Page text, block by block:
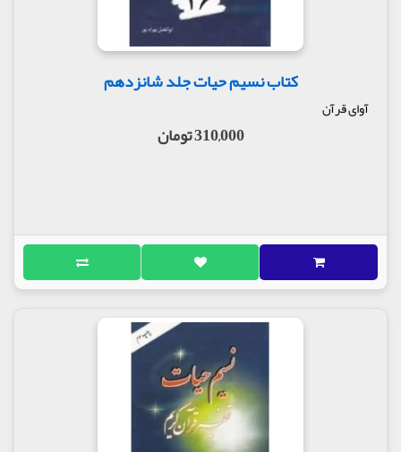
کتاب نسیم حیات جلد شانزدهم
آوای قرآن
310,000 تومان